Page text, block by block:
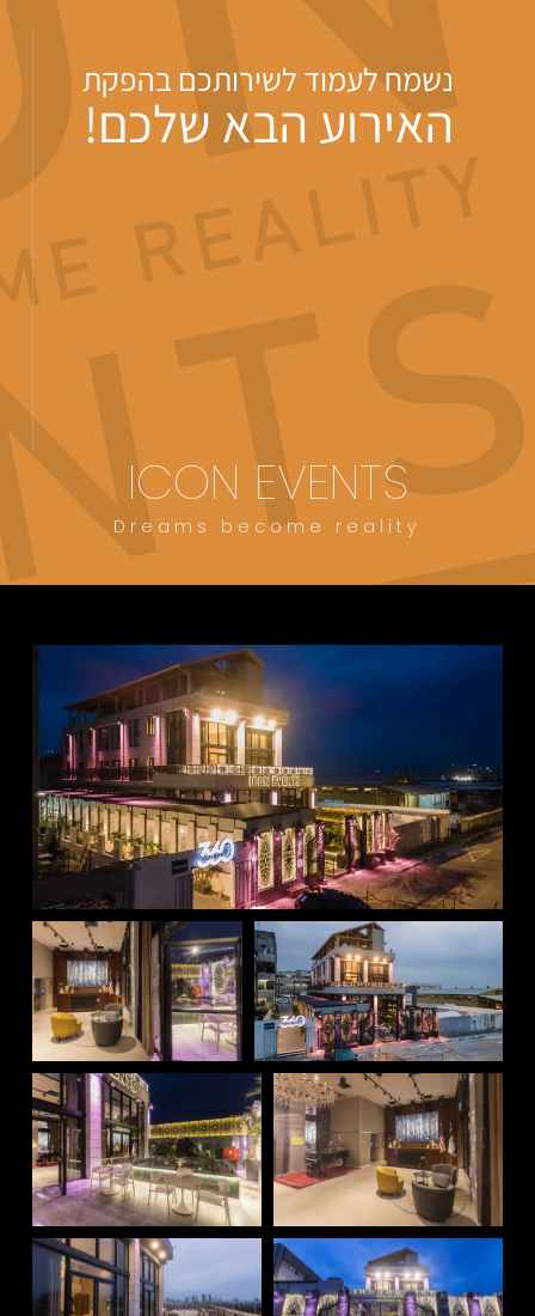
נשמח לעמוד לשירותכם בהפקת
האירוע הבא שלכם!
ICON EVENTS
Dreams become reality